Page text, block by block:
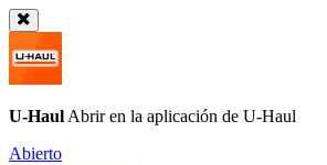
U-Haul Abrir en la aplicación de U-Haul
Abierto